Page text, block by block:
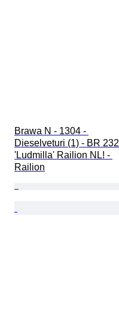
Brawa N - 1304 -
Dieselveturi (1) - BR 232
'Ludmilla' Railion NL! -
Railion